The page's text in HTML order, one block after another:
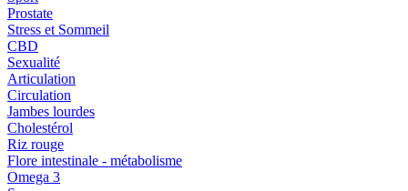
Prostate
Stress et Sommeil
CBD
Sexualité
Articulation
Circulation
Jambes lourdes
Cholestérol
Riz rouge
Flore intestinale - métabolisme
Omega 3